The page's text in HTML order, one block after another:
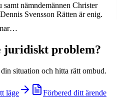
nämndemännen Christer
Svensson Rätten är enig.
juridiskt problem?
situation och hitta rätt ombud.
läge Förbered ditt ärende